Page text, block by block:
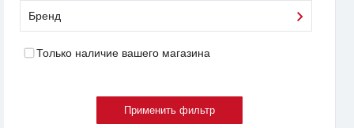
Бренд
Только наличие вашего магазина